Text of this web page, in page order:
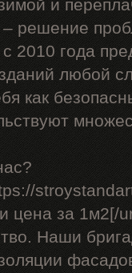
и
решение
2010 года
любой
как
цена за 1м2[/
Наши